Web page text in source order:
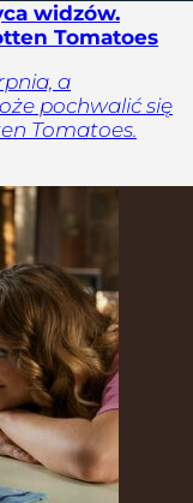
widzów.
Tomatoes
a
pochwalić się
Tomatoes.